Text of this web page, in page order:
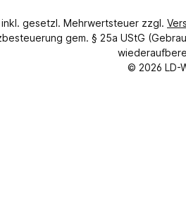
gesetzl. Mehrwertsteuer zzgl.
gem. § 25a UStG
© 2026 LD-